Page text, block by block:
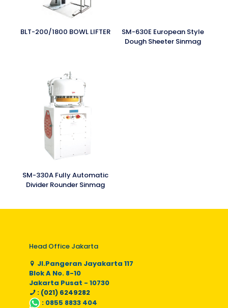
BLT-200/1800 BOWL LIFTER
SM-630E European Style
Dough Sheeter Sinmag
SM-330A Fully Automatic
Divider Rounder Sinmag
Head Office Jakarta
Jl.Pangeran Jayakarta 117
Blok A No. 8-10
Jakarta Pusat - 10730
: (021) 6249282
: 0855 8833 404